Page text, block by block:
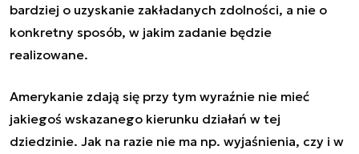
bardziej o uzyskanie zakładanych zdolności, a nie o
konkretny sposób, w jakim zadanie będzie
realizowane.
Amerykanie zdają się przy tym wyraźnie nie mieć
jakiegoś wskazanego kierunku działań w tej
dziedzinie. Jak na razie nie ma np. wyjaśnienia, czy i w